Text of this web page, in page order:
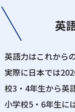
英
英語力はこれから
実際に日本では
校3・4年生から英
小学校5・6年生に